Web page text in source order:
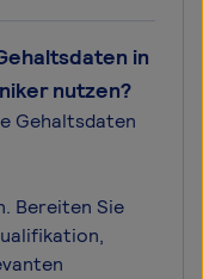
in
nutzen?
Gehaltsdaten
Bereiten Sie